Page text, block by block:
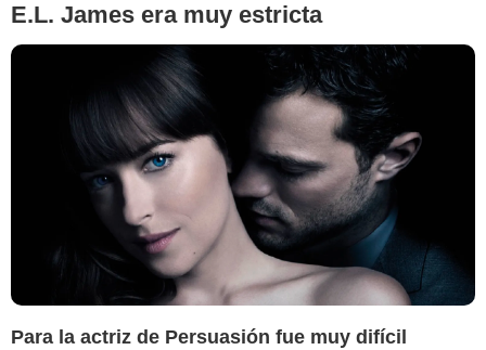
E.L. James era muy estricta
Para la actriz de Persuasión fue muy difícil